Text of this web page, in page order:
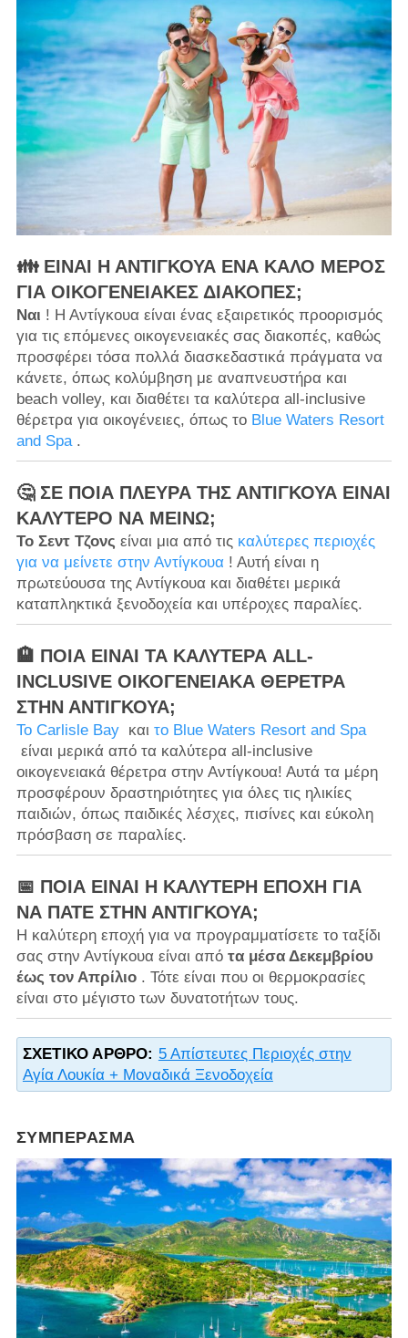
👪 ΕΊΝΑΙ Η ΑΝΤΊΓΚΟΥΑ ΈΝΑ ΚΑΛΌ ΜΈΡΟΣ
ΓΙΑ ΟΙΚΟΓΕΝΕΙΑΚΈΣ ΔΙΑΚΟΠΈΣ;
Ναι ! Η Αντίγκουα είναι ένας εξαιρετικός προορισμός
για τις επόμενες οικογενειακές σας διακοπές, καθώς
προσφέρει τόσα πολλά διασκεδαστικά πράγματα να
κάνετε, όπως κολύμβηση με αναπνευστήρα και
beach volley, και διαθέτει τα καλύτερα all-inclusive
θέρετρα για οικογένειες, όπως το Blue Waters Resort
and Spa.
🤔 ΣΕ ΠΟΙΑ ΠΛΕΥΡΆ ΤΗΣ ΑΝΤΊΓΚΟΥΑ ΕΊΝΑΙ
ΚΑΛΎΤΕΡΟ ΝΑ ΜΕΊΝΩ;
Το Σεντ Τζονς είναι μια από τις καλύτερες περιοχές
για να μείνετε στην Αντίγκουα! Αυτή είναι η
πρωτεύουσα της Αντίγκουα και διαθέτει μερικά
καταπληκτικά ξενοδοχεία και υπέροχες παραλίες.
🏨 ΠΟΙΑ ΕΊΝΑΙ ΤΑ ΚΑΛΎΤΕΡΑ ALL-
INCLUSIVE ΟΙΚΟΓΕΝΕΙΑΚΆ ΘΈΡΕΤΡΑ
ΣΤΗΝ ΑΝΤΊΓΚΟΥΑ;
Το Carlisle Bayκαι το Blue Waters Resort and Spa
είναι μερικά από τα καλύτερα all-inclusive
οικογενειακά θέρετρα στην Αντίγκουα! Αυτά τα μέρη
προσφέρουν δραστηριότητες για όλες τις ηλικίες
παιδιών, όπως παιδικές λέσχες, πισίνες και εύκολη
πρόσβαση σε παραλίες.
📅 ΠΟΙΑ ΕΊΝΑΙ Η ΚΑΛΎΤΕΡΗ ΕΠΟΧΉ ΓΙΑ
ΝΑ ΠΆΤΕ ΣΤΗΝ ΑΝΤΊΓΚΟΥΑ;
Η καλύτερη εποχή για να προγραμματίσετε το ταξίδι
σας στην Αντίγκουα είναι από τα μέσα Δεκεμβρίου
έως τον Απρίλιο. Τότε είναι που οι θερμοκρασίες
είναι στο μέγιστο των δυνατοτήτων τους.
ΣΧΕΤΙΚΌ ΆΡΘΡΟ: 5 Απίστευτες Περιοχές στην
Αγία Λουκία + Μοναδικά Ξενοδοχεία
ΣΥΜΠΈΡΑΣΜΑ